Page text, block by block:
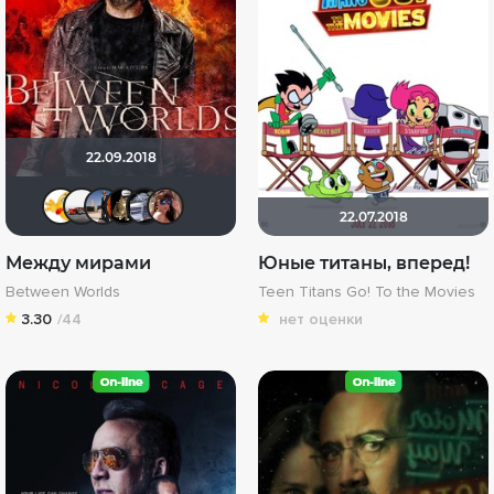
22.09.2018
Thedenya
Виктор Валентинович
Spawn62
Ryder187
iv.msk
Инна Гавриленко
Между мирами
Between Worlds
3.30 /44
22.07.2018
Юные титаны, вперед!
Teen Titans Go! To the Movies
нет оценки